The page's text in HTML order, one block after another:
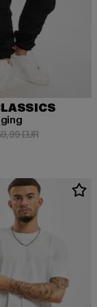
42,99 EUR
EURAktionspreis: